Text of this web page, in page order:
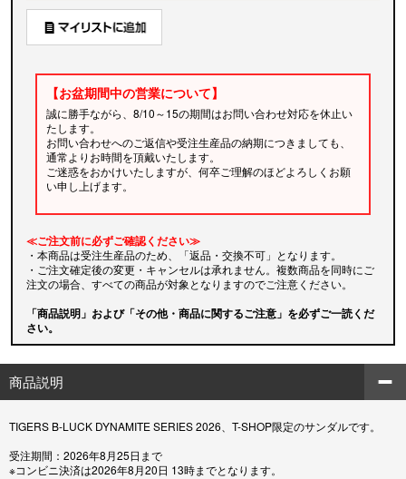
【お盆期間中の営業について】
誠に勝手ながら、8/10～15の期間はお問い合わせ対応を休止い
たします。
お問い合わせへのご返信や受注生産品の納期につきましても、
通常よりお時間を頂戴いたします。
ご迷惑をおかけいたしますが、何卒ご理解のほどよろしくお願
い申し上げます。
≪ご注文前に必ずご確認ください≫
・本商品は受注生産品のため、「返品・交換不可」となります。
・ご注文確定後の変更・キャンセルは承れません。複数商品を同時にご
注文の場合、すべての商品が対象となりますのでご注意ください。
「商品説明」および「その他・商品に関するご注意」を必ずご一読くだ
さい。
商品説明
TIGERS B-LUCK DYNAMITE SERIES 2026、T-SHOP限定のサンダルです。
受注期間：2026年8月25日まで
※コンビニ決済は2026年8月20日 13時までとなります。